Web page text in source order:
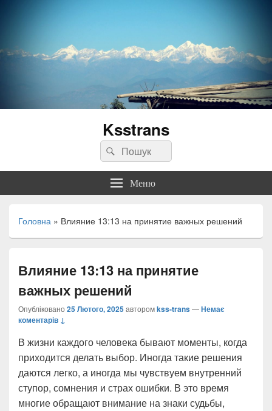
Ksstrans
Пошук:Пошук
Меню
Головна » Влияние 13:13 на принятие важных решений
Влияние 13:13 на принятие
важных решений
Опубліковано 25 Лютого, 2025авторомkss-trans—Немає
коментарів ↓
В жизни каждого человека бывают моменты, когда
приходится делать выбор. Иногда такие решения
даются легко, а иногда мы чувствуем внутренний
ступор, сомнения и страх ошибки. В это время
многие обращают внимание на знаки судьбы,